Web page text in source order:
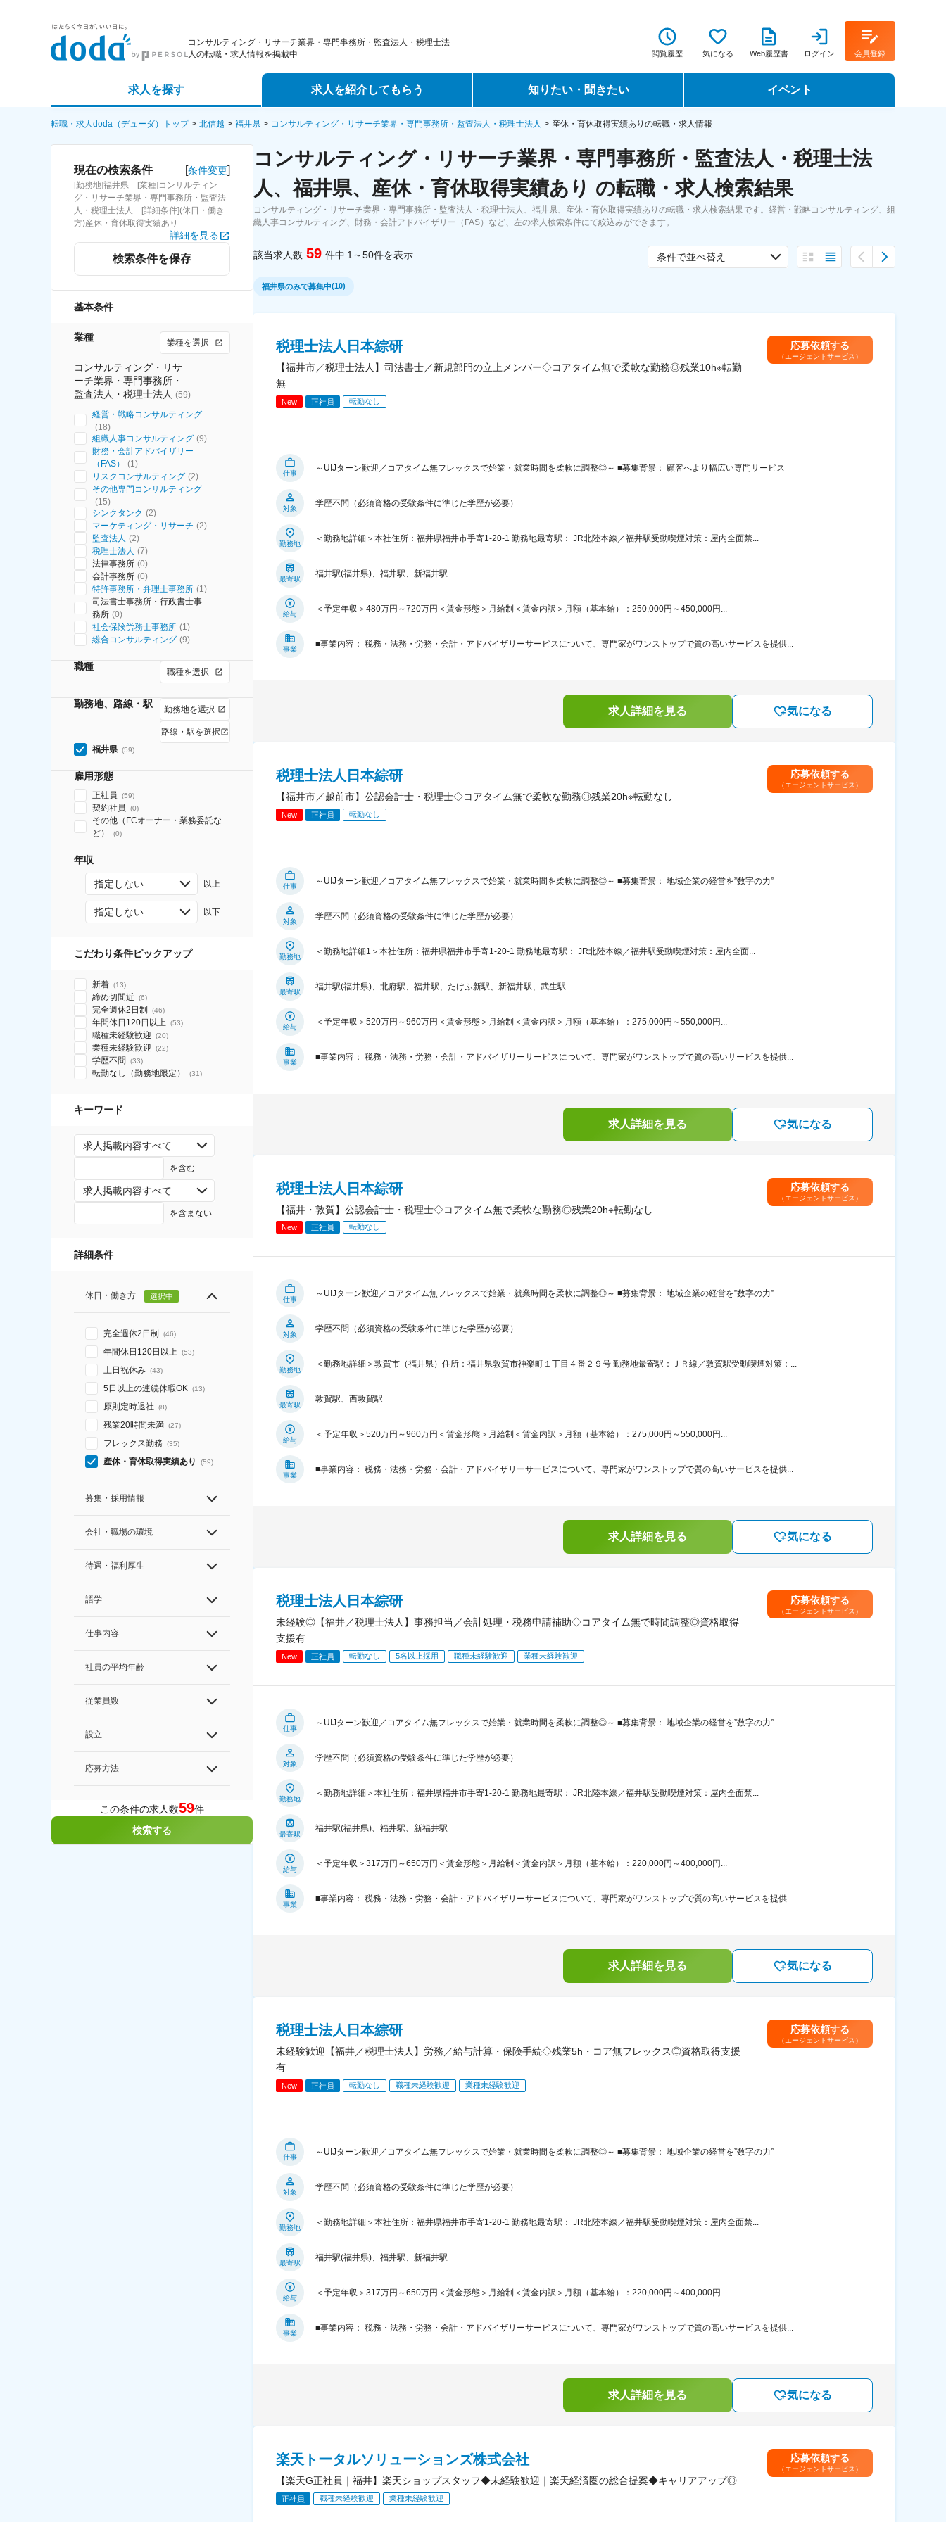
コンサルティング・リサーチ業界・専門事務所・監査法人・税理士法
人の転職・求人情報を掲載中
閲覧履歴 気になる Web履歴書 ログイン 会員登録
求人を探す
詳細条件から探す
求人特集から探す
求人を紹介してもらう
エージェントサービス
スカウトサービス
パートナーエージェントサービス
知りたい・聞きたい
転職ノウハウ
データで見る転職
コラム・インタビュー
転職Q&A
イベント
転職イベント・転職セミナー
転職フェア
転職セミナー動画
転職・求人doda（デューダ）トップ 北信越 福井県 コンサルティング・リサーチ業界・専門事務所・監査法人・税理士法人 産休・育休取得実績ありの転職・求人情報
現在の検索条件 [条件変更]
[勤務地]福井県 [業種]コンサルティン
グ・リサーチ業界・専門事務所・監査法
人・税理士法人 [詳細条件](休日・働き
方)産休・育休取得実績あり
詳細を見る
検索条件を保存
基本条件
業種 業種を選択
コンサルティング・リサ
ーチ業界・専門事務所・
監査法人・税理士法人 (59)
経営・戦略コンサルティング
(18)
組織人事コンサルティング (9)
財務・会計アドバイザリー
（FAS）
(1)
リスクコンサルティング (2)
その他専門コンサルティング
(15)
シンクタンク (2)
マーケティング・リサーチ (2)
監査法人 (2)
税理士法人 (7)
法律事務所 (0)
会計事務所 (0)
特許事務所・弁理士事務所 (1)
司法書士事務所・行政書士事
務所 (0)
社会保険労務士事務所 (1)
総合コンサルティング (9)
職種 職種を選択
勤務地、路線・駅 勤務地を選択
路線・駅を選択
福井県 (59)
雇用形態
正社員 (59)
契約社員 (0)
その他（FCオーナー・業務委託な
ど）
(0)
年収
指定しない 以上
指定しない 以下
こだわり条件ピックアップ
新着 (13)
締め切間近 (6)
完全週休2日制 (46)
年間休日120日以上 (53)
職種未経験歓迎 (20)
業種未経験歓迎 (22)
学歴不問 (33)
転勤なし（勤務地限定） (31)
キーワード
求人掲載内容すべて
を含む
求人掲載内容すべて
を含まない
詳細条件
休日・働き方 選択中
完全週休2日制 (46)
年間休日120日以上 (53)
土日祝休み (43)
5日以上の連続休暇OK (13)
原則定時退社 (8)
残業20時間未満 (27)
フレックス勤務 (35)
産休・育休取得実績あり (59)
募集・採用情報
会社・職場の環境
待遇・福利厚生
語学
仕事内容
社員の平均年齢
従業員数
設立
応募方法
この条件の求人数59件
検索する
コンサルティング・リサーチ業界・専門事務所・監査法人・税理士法
人、福井県、産休・育休取得実績あり の転職・求人検索結果
コンサルティング・リサーチ業界・専門事務所・監査法人・税理士法人、福井県、産休・育休取得実績ありの転職・求人検索結果です。経営・戦略コンサルティング、組
織人事コンサルティング、財務・会計アドバイザリー（FAS）など、左の求人検索条件にて絞込みができます。
該当求人数 59 件中 1～50件を表示 条件で並べ替え
福井県のみで募集中(10)
税理士法人日本綜研
【福井市／税理士法人】司法書士／新規部門の立上メンバー◇コアタイム無で柔軟な勤務◎残業10h※転勤
無
New 正社員 転勤なし
応募依頼する
（エージェントサービス）
仕事
～UIJターン歓迎／コアタイム無フレックスで始業・就業時間を柔軟に調整◎～ ■募集背景： 顧客へより幅広い専門サービス
対象
学歴不問（必須資格の受験条件に準じた学歴が必要）
勤務地
＜勤務地詳細＞本社住所：福井県福井市手寄1-20-1 勤務地最寄駅： JR北陸本線／福井駅受動喫煙対策：屋内全面禁...
最寄駅
福井駅(福井県)、福井駅、新福井駅
給与
＜予定年収＞480万円～720万円＜賃金形態＞月給制＜賃金内訳＞月額（基本給）：250,000円～450,000円...
事業
■事業内容： 税務・法務・労務・会計・アドバイザリーサービスについて、専門家がワンストップで質の高いサービスを提供...
求人詳細を見る 気になる
税理士法人日本綜研
【福井市／越前市】公認会計士・税理士◇コアタイム無で柔軟な勤務◎残業20h※転勤なし
New 正社員 転勤なし
応募依頼する
（エージェントサービス）
仕事
～UIJターン歓迎／コアタイム無フレックスで始業・就業時間を柔軟に調整◎～ ■募集背景： 地域企業の経営を”数字の力”
対象
学歴不問（必須資格の受験条件に準じた学歴が必要）
勤務地
＜勤務地詳細1＞本社住所：福井県福井市手寄1-20-1 勤務地最寄駅： JR北陸本線／福井駅受動喫煙対策：屋内全面...
最寄駅
福井駅(福井県)、北府駅、福井駅、たけふ新駅、新福井駅、武生駅
給与
＜予定年収＞520万円～960万円＜賃金形態＞月給制＜賃金内訳＞月額（基本給）：275,000円～550,000円...
事業
■事業内容： 税務・法務・労務・会計・アドバイザリーサービスについて、専門家がワンストップで質の高いサービスを提供...
求人詳細を見る 気になる
税理士法人日本綜研
【福井・敦賀】公認会計士・税理士◇コアタイム無で柔軟な勤務◎残業20h※転勤なし
New 正社員 転勤なし
応募依頼する
（エージェントサービス）
仕事
～UIJターン歓迎／コアタイム無フレックスで始業・就業時間を柔軟に調整◎～ ■募集背景： 地域企業の経営を”数字の力”
対象
学歴不問（必須資格の受験条件に準じた学歴が必要）
勤務地
＜勤務地詳細＞敦賀市（福井県）住所：福井県敦賀市神楽町１丁目４番２９号 勤務地最寄駅：ＪＲ線／敦賀駅受動喫煙対策：...
最寄駅
敦賀駅、西敦賀駅
給与
＜予定年収＞520万円～960万円＜賃金形態＞月給制＜賃金内訳＞月額（基本給）：275,000円～550,000円...
事業
■事業内容： 税務・法務・労務・会計・アドバイザリーサービスについて、専門家がワンストップで質の高いサービスを提供...
求人詳細を見る 気になる
税理士法人日本綜研
未経験◎【福井／税理士法人】事務担当／会計処理・税務申請補助◇コアタイム無で時間調整◎資格取得
支援有
New 正社員 転勤なし 5名以上採用 職種未経験歓迎 業種未経験歓迎
応募依頼する
（エージェントサービス）
仕事
～UIJターン歓迎／コアタイム無フレックスで始業・就業時間を柔軟に調整◎～ ■募集背景： 地域企業の経営を”数字の力”
対象
学歴不問（必須資格の受験条件に準じた学歴が必要）
勤務地
＜勤務地詳細＞本社住所：福井県福井市手寄1-20-1 勤務地最寄駅： JR北陸本線／福井駅受動喫煙対策：屋内全面禁...
最寄駅
福井駅(福井県)、福井駅、新福井駅
給与
＜予定年収＞317万円～650万円＜賃金形態＞月給制＜賃金内訳＞月額（基本給）：220,000円～400,000円...
事業
■事業内容： 税務・法務・労務・会計・アドバイザリーサービスについて、専門家がワンストップで質の高いサービスを提供...
求人詳細を見る 気になる
税理士法人日本綜研
未経験歓迎【福井／税理士法人】労務／給与計算・保険手続◇残業5h・コア無フレックス◎資格取得支援
有
New 正社員 転勤なし 職種未経験歓迎 業種未経験歓迎
応募依頼する
（エージェントサービス）
仕事
～UIJターン歓迎／コアタイム無フレックスで始業・就業時間を柔軟に調整◎～ ■募集背景： 地域企業の経営を”数字の力”
対象
学歴不問（必須資格の受験条件に準じた学歴が必要）
勤務地
＜勤務地詳細＞本社住所：福井県福井市手寄1-20-1 勤務地最寄駅： JR北陸本線／福井駅受動喫煙対策：屋内全面禁...
最寄駅
福井駅(福井県)、福井駅、新福井駅
給与
＜予定年収＞317万円～650万円＜賃金形態＞月給制＜賃金内訳＞月額（基本給）：220,000円～400,000円...
事業
■事業内容： 税務・法務・労務・会計・アドバイザリーサービスについて、専門家がワンストップで質の高いサービスを提供...
求人詳細を見る 気になる
楽天トータルソリューションズ株式会社
【楽天G正社員｜福井】楽天ショップスタッフ◆未経験歓迎｜楽天経済圏の総合提案◆キャリアアップ◎
正社員 職種未経験歓迎 業種未経験歓迎
応募依頼する
（エージェントサービス）